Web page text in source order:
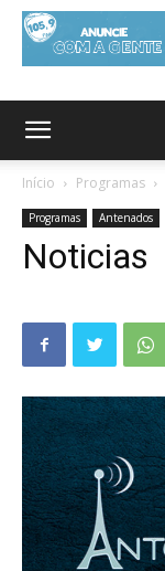
Início Programas
Programas Antenados
Noticias